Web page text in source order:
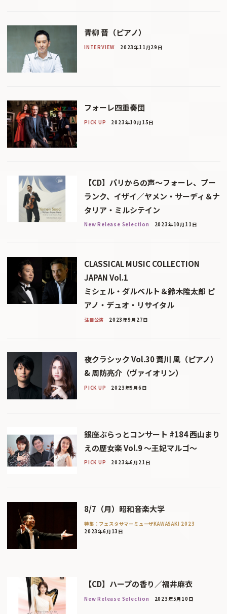
青柳 晋（ピアノ）
INTERVIEW 2023年11月29日
フォーレ四重奏団
PICK UP 2023年10月15日
【CD】パリからの声〜フォーレ、プー
ランク、イザイ／ヤメン・サーディ＆ナ
タリア・ミルシテイン
New Release Selection 2023年10月11日
CLASSICAL MUSIC COLLECTION
JAPAN Vol.1
ミシェル・ダルベルト＆鈴木隆太郎 ピ
アノ・デュオ・リサイタル
注目公演 2023年9月27日
夜クラシック Vol.30 實川 風（ピアノ）
& 周防亮介（ヴァイオリン）
PICK UP 2023年9月6日
銀座ぶらっとコンサート #184 西山まり
えの歴女楽 Vol.9 ～王妃マルゴ～
PICK UP 2023年6月21日
8/7（月）昭和音楽大学
特集：フェスタサマーミューザKAWASAKI 2023
2023年6月13日
【CD】ハープの香り／福井麻衣
New Release Selection 2023年5月10日